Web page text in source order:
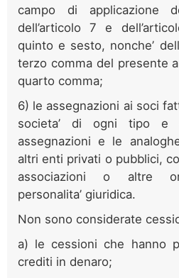
campo di applicazione
dell’articolo 7 e
quinto e sesto, nonche’
terzo comma del presente
quarto comma;
6) le assegnazioni ai soci
societa’ di ogni tipo e
assegnazioni e le
altri enti privati o pubblici,
associazioni o altre
personalita’ giuridica.
Non sono considerate
a) le cessioni che hanno
crediti in denaro;